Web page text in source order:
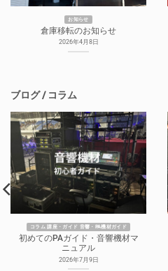
お知らせ
倉庫移転のお知らせ
2026年4月8日
ブログ / コラム
コラム 講座・ガイド 音響・PA機材ガイド
初めてのPAガイド・音響機材マ
ニュアル
2026年7月9日